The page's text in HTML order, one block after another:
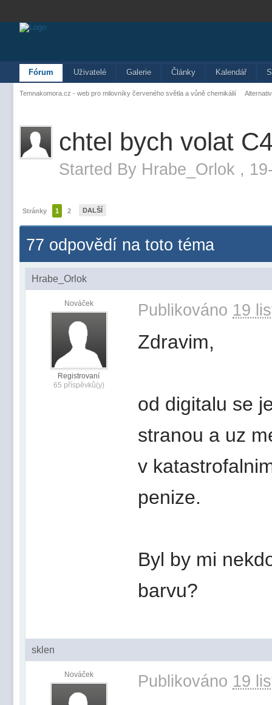
Fórum Uživatelé Galerie Články Kalendář
Temnakomora.cz - web pro milovníky červeného světla a vůně chemikálií
chtel bych volat
Started By Hrabe_Orlok ,
Stránky 1 2 DALŠÍ
77 odpovědí na toto téma
Hrabe_Orlok
Nováček
Registrovaní
65 příspěvků(y)
Publikováno 19
Zdravim,
od digitalu se
stranou a uz
v
penize.
Byl by mi
barvu?
sklen
Nováček Publikováno 19